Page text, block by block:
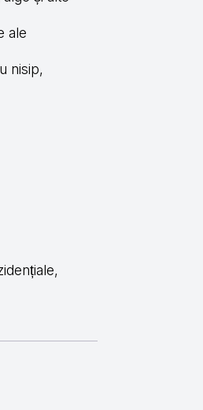
ale
nisip,